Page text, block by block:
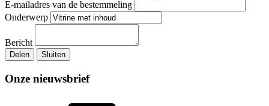
E-mailadres van de bestemmeling
Onderwerp
Bericht
Delen Sluiten
Onze nieuwsbrief